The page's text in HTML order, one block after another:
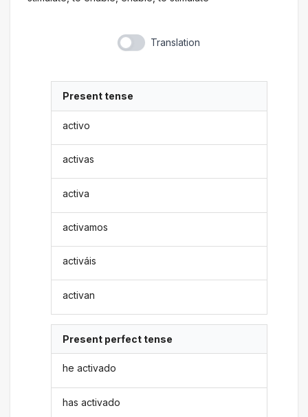
Translation
Present tense
activo
activas
activa
activamos
activáis
activan
Present perfect tense
he activado
has activado